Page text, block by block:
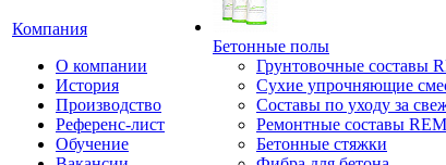
Компания
О компании
История
Производство
Референс-лист
Обучение
Бетонные полы
Грунтовочные составы
Сухие упрочняющие
Составы по уходу за
Ремонтные составы
Бетонные стяжки